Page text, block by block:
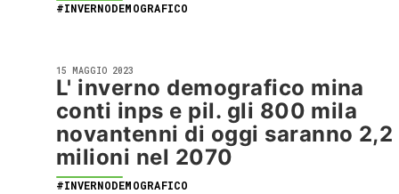
#INVERNODEMOGRAFICO
15 MAGGIO 2023
L' inverno demografico mina
conti inps e pil. gli 800 mila
novantenni di oggi saranno 2,2
milioni nel 2070
#INVERNODEMOGRAFICO